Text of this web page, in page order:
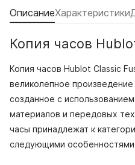
ОписаниеХарактеристики
Копия часов
Копия часов Hublot Classic
великолепное произведение
созданное с
материалов и передовых
часы принадлежат к
следующими